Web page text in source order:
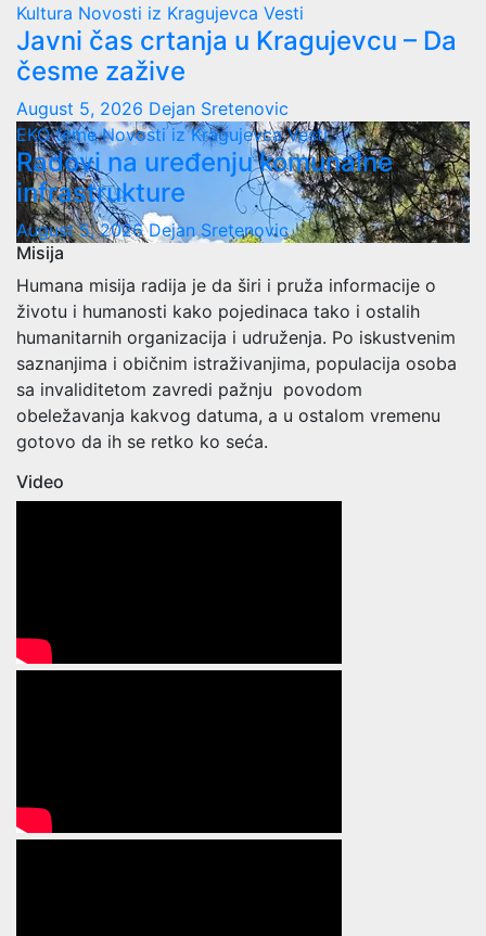
Kultura Novosti iz Kragujevca Vesti
Javni čas crtanja u Kragujevcu – Da
česme zažive
August 5, 2026 Dejan Sretenovic
EKO temeNovosti iz KragujevcaVesti
Radovi na uređenju komunalne
infrastrukture
August 5, 2026Dejan Sretenovic
Misija
Humana misija radija je da širi i pruža informacije o
životu i humanosti kako pojedinaca tako i ostalih
humanitarnih organizacija i udruženja. Po iskustvenim
saznanjima i običnim istraživanjima, populacija osoba
sa invaliditetom zavredi pažnju povodom
obeležavanja kakvog datuma, a u ostalom vremenu
gotovo da ih se retko ko seća.
Video